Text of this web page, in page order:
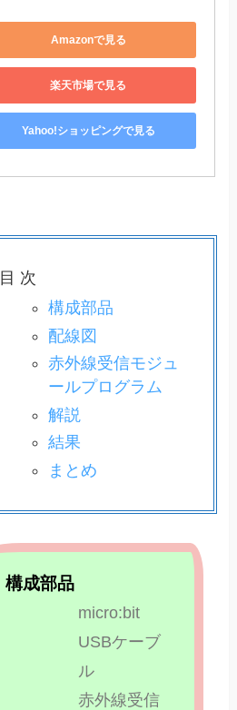
Amazonで見る
楽天市場で見る
Yahoo!ショッピングで見る
目 次
構成部品
配線図
赤外線受信モジュ
ールプログラム
解説
結果
まとめ
構成部品
micro:bit
USBケーブ
ル​
赤外線受信